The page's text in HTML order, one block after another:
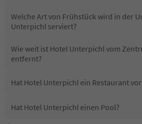
Welche Art von Frühstück wird in der
Unterpichl serviert?
Wie weit ist Hotel Unterpichl vom
entfernt?
Hat Hotel Unterpichl ein Restaurant
Hat Hotel Unterpichl einen Pool?